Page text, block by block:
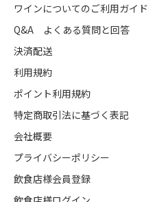
ワインについてのご利用ガイド
Q&A よくある質問と回答
決済配送
利用規約
ポイント利用規約
特定商取引法に基づく表記
会社概要
プライバシーポリシー
飲食店様会員登録